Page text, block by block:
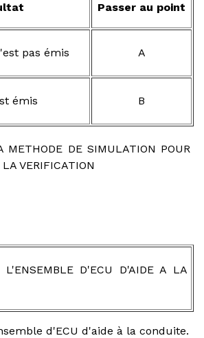
Passer au point
pas émis A
émis B
METHODE DE SIMULATION POUR
VERIFICATION
L'ENSEMBLE D'ECU D'AIDE A LA
d'ECU d'aide à la conduite.